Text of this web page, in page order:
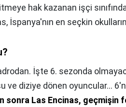
hak kazanan işçi
İspanya'nın en seçkin
İşte 6. sezonda
ve diziye dönen oyuncular...
sonra Las Encinas, geçmişin